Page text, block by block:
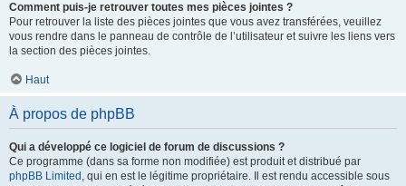
Comment puis-je retrouver toutes mes pièces jointes ?
Pour retrouver la liste des pièces jointes que vous avez transférées, veuillez
vous rendre dans le panneau de contrôle de l’utilisateur et suivre les liens vers
la section des pièces jointes.
Haut
À propos de phpBB
Qui a développé ce logiciel de forum de discussions ?
Ce programme (dans sa forme non modifiée) est produit et distribué par
phpBB Limited , qui en est le légitime propriétaire. Il est rendu accessible sous